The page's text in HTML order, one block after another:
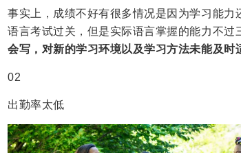
事实上，成绩不好有很多情况是因为学习能
语言考试过关，但是实际语言掌握的能力不过
会写，对新的学习环境以及学习方法未能及时
02
出勤率太低